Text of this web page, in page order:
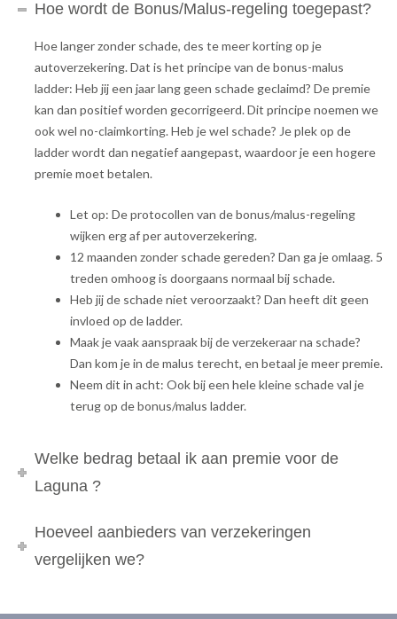
Hoe wordt de Bonus/Malus-regeling toegepast?
Hoe langer zonder schade, des te meer korting op je
autoverzekering. Dat is het principe van de bonus-malus
ladder: Heb jij een jaar lang geen schade geclaimd? De premie
kan dan positief worden gecorrigeerd. Dit principe noemen we
ook wel no-claimkorting. Heb je wel schade? Je plek op de
ladder wordt dan negatief aangepast, waardoor je een hogere
premie moet betalen.
Let op: De protocollen van de bonus/malus-regeling
wijken erg af per autoverzekering.
12 maanden zonder schade gereden? Dan ga je omlaag. 5
treden omhoog is doorgaans normaal bij schade.
Heb jij de schade niet veroorzaakt? Dan heeft dit geen
invloed op de ladder.
Maak je vaak aanspraak bij de verzekeraar na schade?
Dan kom je in de malus terecht, en betaal je meer premie.
Neem dit in acht: Ook bij een hele kleine schade val je
terug op de bonus/malus ladder.
Welke bedrag betaal ik aan premie voor de
Laguna ?
Hoeveel aanbieders van verzekeringen
vergelijken we?